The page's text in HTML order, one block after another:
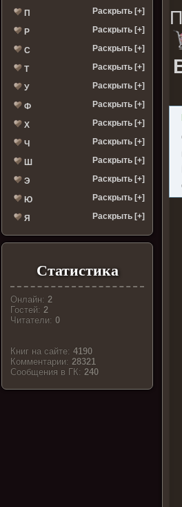
П Раскрыть [+]
Р Раскрыть [+]
С Раскрыть [+]
Т Раскрыть [+]
У Раскрыть [+]
Ф Раскрыть [+]
Х Раскрыть [+]
Ч Раскрыть [+]
Ш Раскрыть [+]
Э Раскрыть [+]
Ю Раскрыть [+]
Я Раскрыть [+]
Статистика
Онлайн:2
Гостей:2
Читатели:0
Книг на сайте:4190
Комментарии:28321
Cообщения в ГК:240